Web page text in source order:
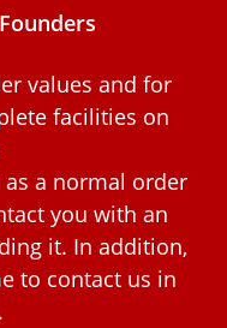
values and for
facilities on
a normal order
you with an
it. In addition,
to contact us in